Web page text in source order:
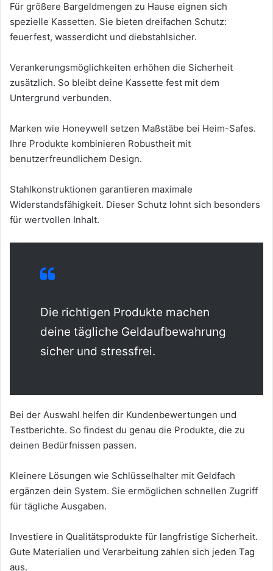
Für größere Bargeldmengen zu Hause eignen sich
spezielle Kassetten. Sie bieten dreifachen Schutz:
feuerfest, wasserdicht und diebstahlsicher.
Verankerungsmöglichkeiten erhöhen die Sicherheit
zusätzlich. So bleibt deine Kassette fest mit dem
Untergrund verbunden.
Marken wie Honeywell setzen Maßstäbe bei Heim-Safes.
Ihre Produkte kombinieren Robustheit mit
benutzerfreundlichem Design.
Stahlkonstruktionen garantieren maximale
Widerstandsfähigkeit. Dieser Schutz lohnt sich besonders
für wertvollen Inhalt.
Die richtigen Produkte machen
deine tägliche Geldaufbewahrung
sicher und stressfrei.
Bei der Auswahl helfen dir Kundenbewertungen und
Testberichte. So findest du genau die Produkte, die zu
deinen Bedürfnissen passen.
Kleinere Lösungen wie Schlüsselhalter mit Geldfach
ergänzen dein System. Sie ermöglichen schnellen Zugriff
für tägliche Ausgaben.
Investiere in Qualitätsprodukte für langfristige Sicherheit.
Gute Materialien und Verarbeitung zahlen sich jeden Tag
aus.